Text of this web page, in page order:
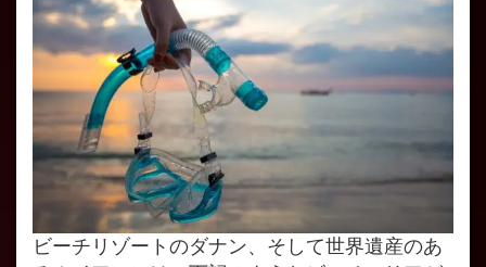
ビーチリゾートのダナン、そして世界遺産のあ